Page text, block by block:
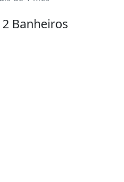
2 Banheiros